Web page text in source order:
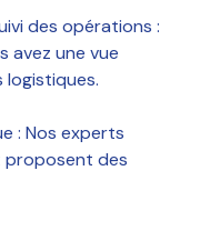
des opérations :
avez une vue
logistiques.
: Nos experts
proposent des